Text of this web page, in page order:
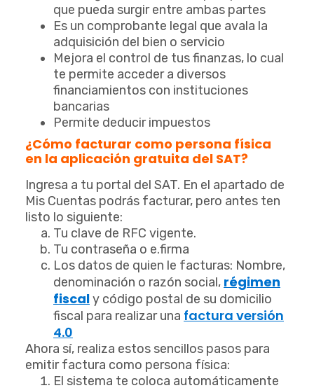
que pueda surgir entre ambas partes
Es un comprobante legal que avala la
adquisición del bien o servicio
Mejora el control de tus finanzas, lo cual
te permite acceder a diversos
financiamientos con instituciones
bancarias
Permite deducir impuestos
¿Cómo facturar como persona física
en la aplicación gratuita del SAT?
Ingresa a tu portal del SAT. En el apartado de
Mis Cuentas podrás facturar, pero antes ten
listo lo siguiente:
Tu clave de RFC vigente.
Tu contraseña o e.firma
Los datos de quien le facturas: Nombre,
denominación o razón social, régimen
fiscaly código postal de su domicilio
fiscal para realizar una factura versión
4.0
Ahora sí, realiza estos sencillos pasos para
emitir factura como persona física:
El sistema te coloca automáticamente